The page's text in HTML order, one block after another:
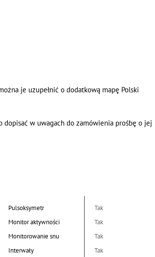
je uzupełnić o dodatkową mapę Polski
dopisać w uwagach do zamówienia prośbę o jej
Pulsoksymetr
Tak
Monitor aktywności
Tak
Monitorowanie snu
Tak
Interwały
Tak